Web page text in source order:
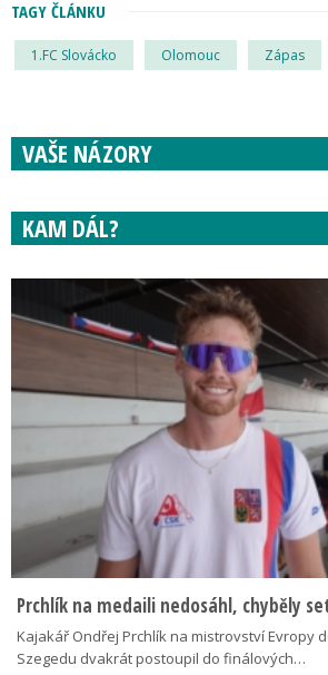
TAGY ČLÁNKU
1.FC Slovácko Olomouc Zápas
VAŠE NÁZORY
KAM DÁL?
Prchlík na medaili nedosáhl, chyběly
Kajakář Ondřej Prchlík na mistrovství Evropy
Szegedu dvakrát postoupil do finálových…